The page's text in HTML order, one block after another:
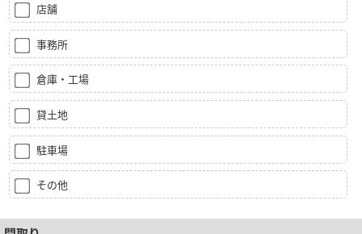
店舗
事務所
倉庫・工場
貸土地
駐車場
その他